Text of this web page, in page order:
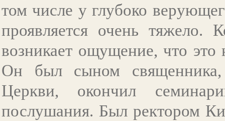
том числе у глубоко
проявляется очень тяжело.
возникает ощущение, что это
Он был сыном священника,
Церкви, окончил
послушания. Был ректором